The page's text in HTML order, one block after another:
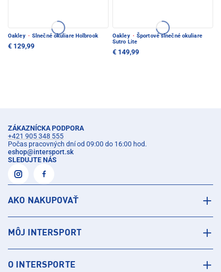
Oakley · Slnečné okuliare Holbrook
€ 129,99
Oakley · Športové slnečné okuliare
Sutro Lite
€ 149,99
ZÁKAZNÍCKA PODPORA
+421 905 348 555
Počas pracovných dní od 09:00 do 16:00 hod.
eshop@intersport.sk
SLEDUJTE NÁS
AKO NAKUPOVAŤ
MÔJ INTERSPORT
O INTERSPORTE